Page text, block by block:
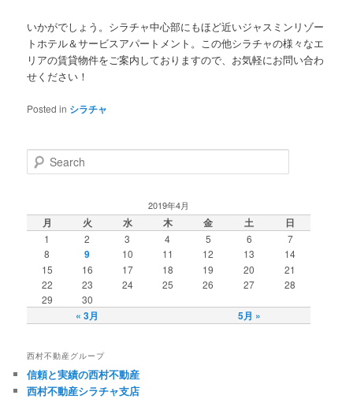
いかがでしょう。シラチャ中心部にもほど近いジャスミンリゾー
トホテル＆サービスアパートメント。この他シラチャの様々なエ
リアの賃貸物件をご案内しておりますので、お気軽にお問い合わ
せください！
Posted in シラチャ
Search
2019年4月
月 火 水 木 金 土 日
« 3月 5月 »
1 2 3 4 5 6
7
8
9 10 11 12 13
14
15
16 17 18 19 20
21
22
23 24 25 26 27
28
29
30
西村不動産グループ
信頼と実績の西村不動産
西村不動産シラチャ支店